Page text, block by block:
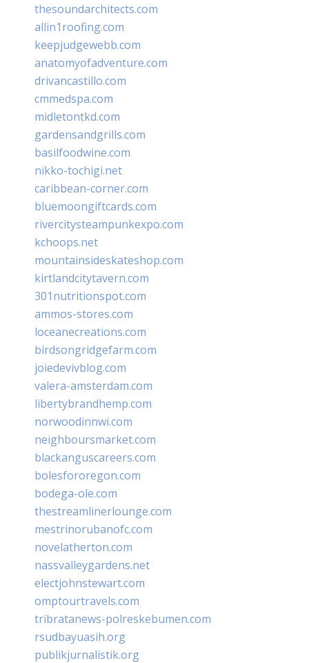
thesoundarchitects.com
allin1roofing.com
keepjudgewebb.com
anatomyofadventure.com
drivancastillo.com
cmmedspa.com
midletontkd.com
gardensandgrills.com
basilfoodwine.com
nikko-tochigi.net
caribbean-corner.com
bluemoongiftcards.com
rivercitysteampunkexpo.com
kchoops.net
mountainsideskateshop.com
kirtlandcitytavern.com
301nutritionspot.com
ammos-stores.com
loceanecreations.com
birdsongridgefarm.com
joiedevivblog.com
valera-amsterdam.com
libertybrandhemp.com
norwoodinnwi.com
neighboursmarket.com
blackanguscareers.com
bolesfororegon.com
bodega-ole.com
thestreamlinerlounge.com
mestrinorubanofc.com
novelatherton.com
nassvalleygardens.net
electjohnstewart.com
omptourtravels.com
tribratanews-polreskebumen.com
rsudbayuasih.org
publikjurnalistik.org